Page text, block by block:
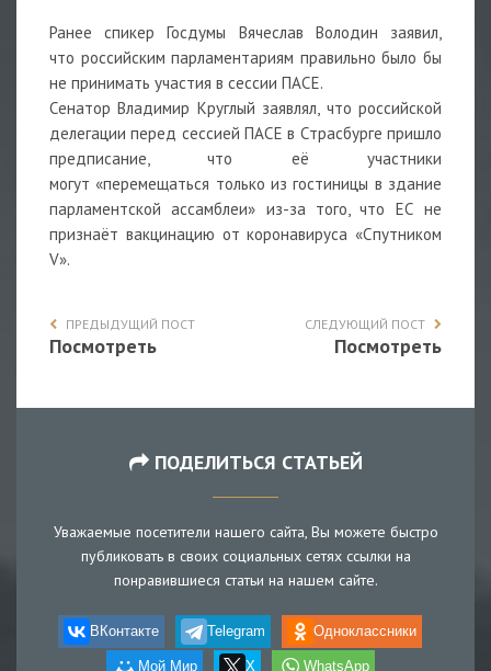
Ранее спикер Госдумы Вячеслав Володин заявил,
что российским парламентариям правильно было бы
не принимать участия в сессии ПАСЕ.
Сенатор Владимир Круглый заявлял, что российской
делегации перед сессией ПАСЕ в Страсбурге пришло
предписание, что её участники
могут «перемещаться только из гостиницы в здание
парламентской ассамблеи» из-за того, что ЕС не
признаёт вакцинацию от коронавируса «Спутником
V».
ПРЕДЫДУЩИЙ ПОСТ
Посмотреть
СЛЕДУЮЩИЙ ПОСТ
Посмотреть
ПОДЕЛИТЬСЯ СТАТЬЕЙ
Уважаемые посетители нашего сайта, Вы можете быстро
публиковать в своих социальных сетях ссылки на
понравившиеся статьи на нашем сайте.
ВКонтакте Telegram Одноклассники
Мой Мир X WhatsApp